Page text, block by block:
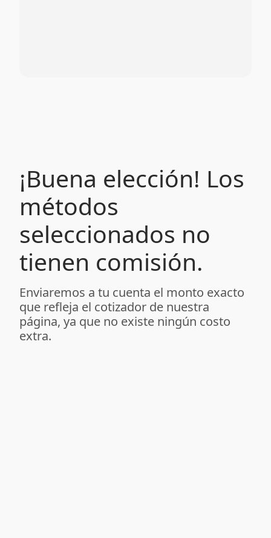
¡Buena elección! Los
métodos
seleccionados no
tienen comisión.
Enviaremos a tu cuenta el monto exacto
que refleja el cotizador de nuestra
página, ya que no existe ningún costo
extra.